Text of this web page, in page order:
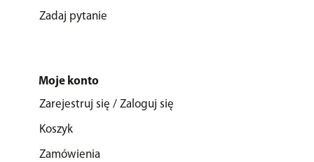
Zadaj pytanie
Moje konto
Zarejestruj się / Zaloguj się
Koszyk
Zamówienia